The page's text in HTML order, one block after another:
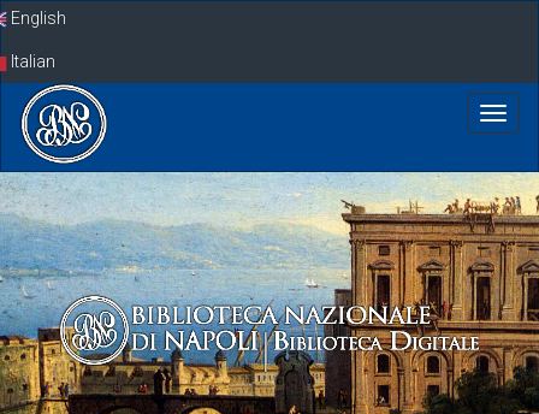
SkipEnglish
Italian